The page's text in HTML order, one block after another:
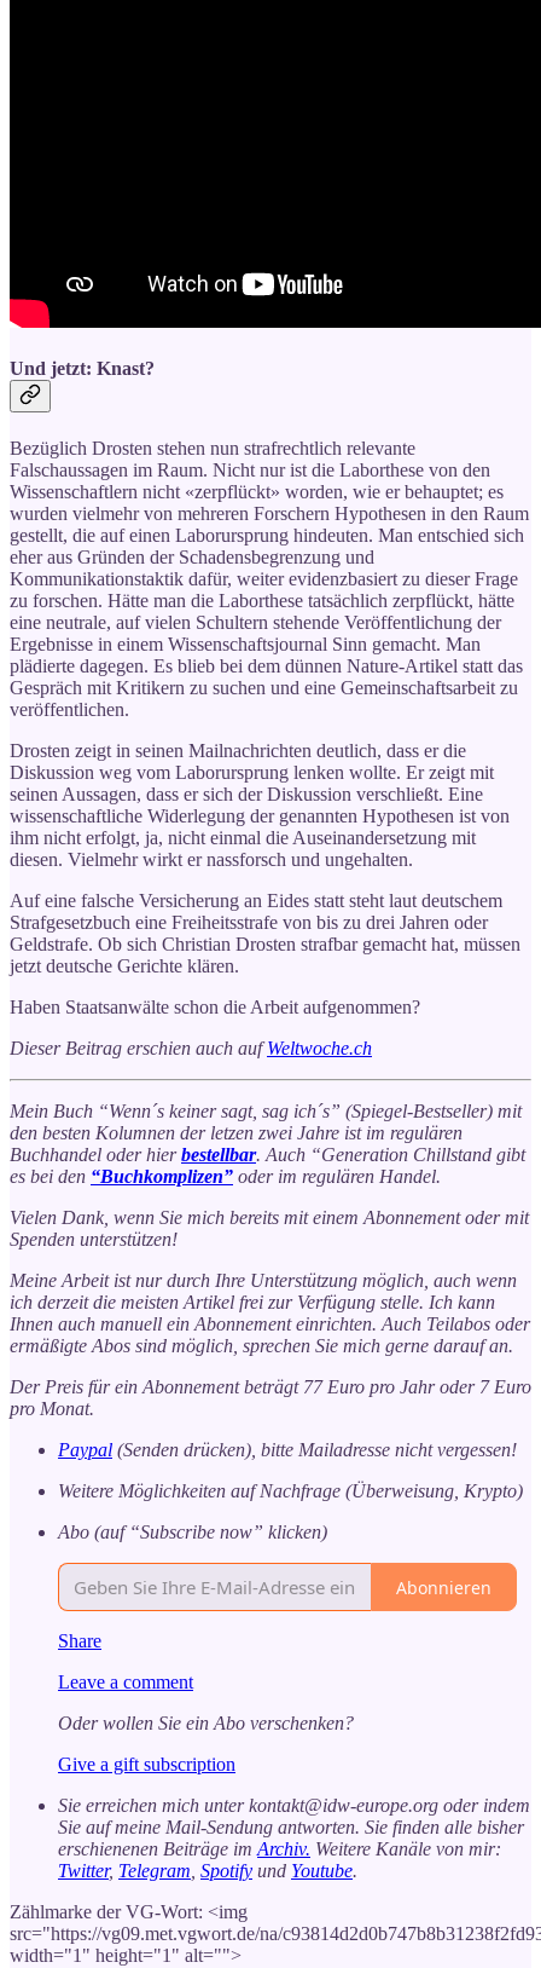
Und jetzt: Knast?
Bezüglich Drosten stehen nun strafrechtlich relevante
Falschaussagen im Raum. Nicht nur ist die Laborthese von den
Wissenschaftlern nicht «zerpflückt» worden, wie er behauptet; es
wurden vielmehr von mehreren Forschern Hypothesen in den Raum
gestellt, die auf einen Laborursprung hindeuten. Man entschied sich
eher aus Gründen der Schadensbegrenzung und
Kommunikationstaktik dafür, weiter evidenzbasiert zu dieser Frage
zu forschen. Hätte man die Laborthese tatsächlich zerpflückt, hätte
eine neutrale, auf vielen Schultern stehende Veröffentlichung der
Ergebnisse in einem Wissenschaftsjournal Sinn gemacht. Man
plädierte dagegen. Es blieb bei dem dünnen Nature-Artikel statt das
Gespräch mit Kritikern zu suchen und eine Gemeinschaftsarbeit zu
veröffentlichen.
Drosten zeigt in seinen Mailnachrichten deutlich, dass er die
Diskussion weg vom Laborursprung lenken wollte. Er zeigt mit
seinen Aussagen, dass er sich der Diskussion verschließt. Eine
wissenschaftliche Widerlegung der genannten Hypothesen ist von
ihm nicht erfolgt, ja, nicht einmal die Auseinandersetzung mit
diesen. Vielmehr wirkt er nassforsch und ungehalten.
Auf eine falsche Versicherung an Eides statt steht laut deutschem
Strafgesetzbuch eine Freiheitsstrafe von bis zu drei Jahren oder
Geldstrafe. Ob sich Christian Drosten strafbar gemacht hat, müssen
jetzt deutsche Gerichte klären.
Haben Staatsanwälte schon die Arbeit aufgenommen?
Dieser Beitrag erschien auch aufWeltwoche.ch
Mein Buch “Wenn´s keiner sagt, sag ich´s” (Spiegel-Bestseller) mit
den besten Kolumnen der letzen zwei Jahre ist im regulären
Buchhandel oder hierbestellbar. Auch “Generation Chillstand gibt
es bei den “Buchkomplizen” oder im regulären Handel.
Vielen Dank, wenn Sie mich bereits mit einem Abonnement oder mit
Spenden unterstützen!
Meine Arbeit ist nur durch Ihre Unterstützung möglich, auch wenn
ich derzeit die meisten Artikel frei zur Verfügung stelle. Ich kann
Ihnen auch manuell ein Abonnement einrichten. Auch Teilabos oder
ermäßigte Abos sind möglich, sprechen Sie mich gerne darauf an.
Der Preis für ein Abonnement beträgt 77 Euro pro Jahr oder 7 Euro
pro Monat.
Paypal (Senden drücken), bitte Mailadresse nicht vergessen!
Weitere Möglichkeiten auf Nachfrage (Überweisung, Krypto)
Abo (auf “Subscribe now” klicken)
Abonnieren
Share
Leave a comment
Oder wollen Sie ein Abo verschenken?
Give a gift subscription
Sie erreichen mich unter kontakt@idw-europe.org oder indem
Sie auf meine Mail-Sendung antworten. Sie finden alle bisher
erschienenen Beiträge im Archiv. Weitere Kanäle von mir:
Twitter, Telegram Spotify und Youtube.
Zählmarke der VG-Wort: <img
src="https://vg09.met.vgwort.de/na/
width="1" height="1" alt="">